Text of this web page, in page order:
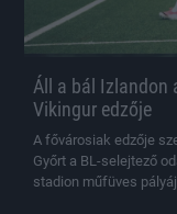
Áll a bál Izlandon
Vikingur edzője
A fővárosiak edzője
Győrt a BL-selejtező
stadion műfüves